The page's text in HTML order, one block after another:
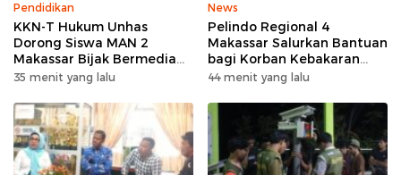
Pendidikan
KKN-T Hukum Unhas
Dorong Siswa MAN 2
Makassar Bijak Bermedia
Sosial
35 menit yang lalu
News
Pelindo Regional 4
Makassar Salurkan Bantuan
bagi Korban Kebakaran
Tallo
44 menit yang lalu